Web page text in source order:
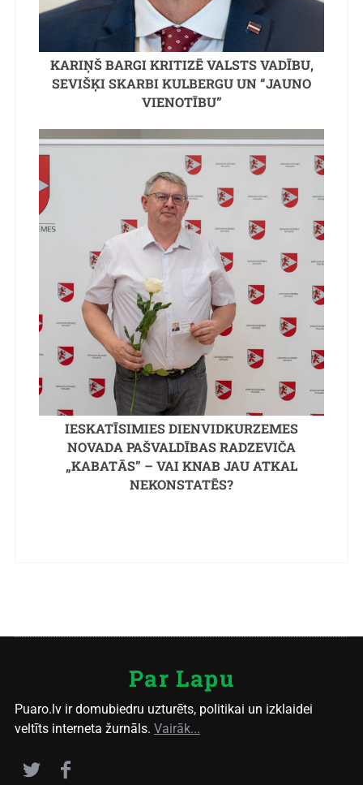
KARIŅŠ BARGI KRITIZĒ VALSTS VADĪBU,
SEVIŠĶI SKARBI KULBERGU UN “JAUNO
VIENOTĪBU”
IESKATĪSIMIES DIENVIDKURZEMES
NOVADA PAŠVALDĪBAS RADZEVIČA
„KABATĀS” – VAI KNAB JAU ATKAL
NEKONSTATĒS?
Par Lapu
Puaro.lv ir domubiedru uzturēts, politikai un izklaidei
veltīts interneta žurnāls. Vairāk...